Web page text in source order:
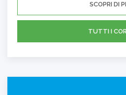
SCOPRI DI
TUTTI I